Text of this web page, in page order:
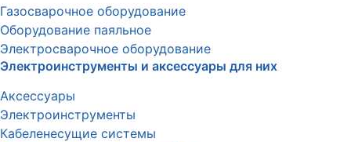
Газосварочное оборудование
Оборудование паяльное
Электросварочное оборудование
Электроинструменты и аксессуары для них
Аксессуары
Электроинструменты
Кабеленесущие системы